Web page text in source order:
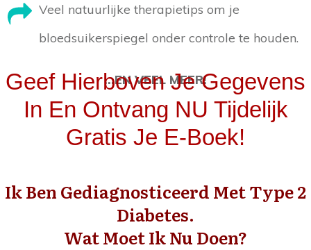
Veel natuurlijke therapietips om je
bloedsuikerspiegel onder controle te houden.
...EN VEEL MEER!
Geef Hierboven Je Gegevens
In En Ontvang NU Tijdelijk
Gratis Je E-Boek!
Ik Ben Gediagnosticeerd Met Type 2
Diabetes.
Wat Moet Ik Nu Doen?